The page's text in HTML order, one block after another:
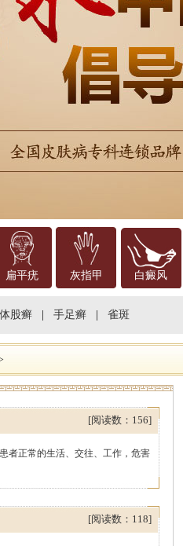
扁平疣 灰指甲 白癜风
体股癣 手足癣 雀斑
[阅读数：156]
者正常的生活、交往、工作，危害
[阅读数：118]